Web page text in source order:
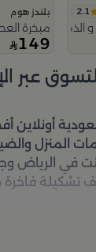
2.1
الذهبي
بلندز هوم
مبخرة
149
عبر
أونلاين
المنزل
في الرياض
تشكيلة فاخرة
منزلك – كل